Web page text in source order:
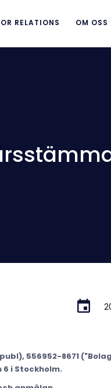
RELATIONS OM OSS
556952-8671
i Stockholm.